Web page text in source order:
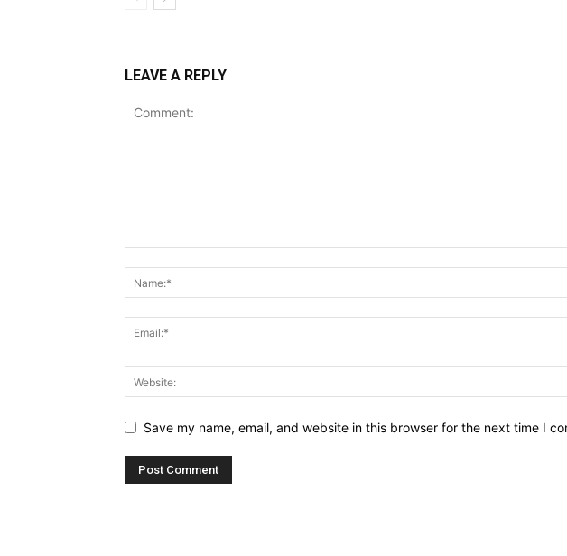
LEAVE A REPLY
Save my name, email, and website in this browser for the next time I